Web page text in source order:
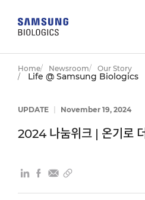
Home Newsroom Our Story
Life @ Samsung Biologics
UPDATE November 19, 2024
2024 나눔위크 | 온기로